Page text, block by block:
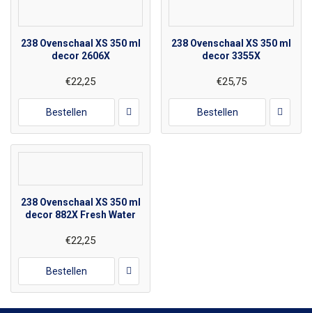
238 Ovenschaal XS 350 ml
decor 2606X
€22,25
Bestellen
238 Ovenschaal XS 350 ml
decor 3355X
€25,75
Bestellen
238 Ovenschaal XS 350 ml
decor 882X Fresh Water
€22,25
Bestellen